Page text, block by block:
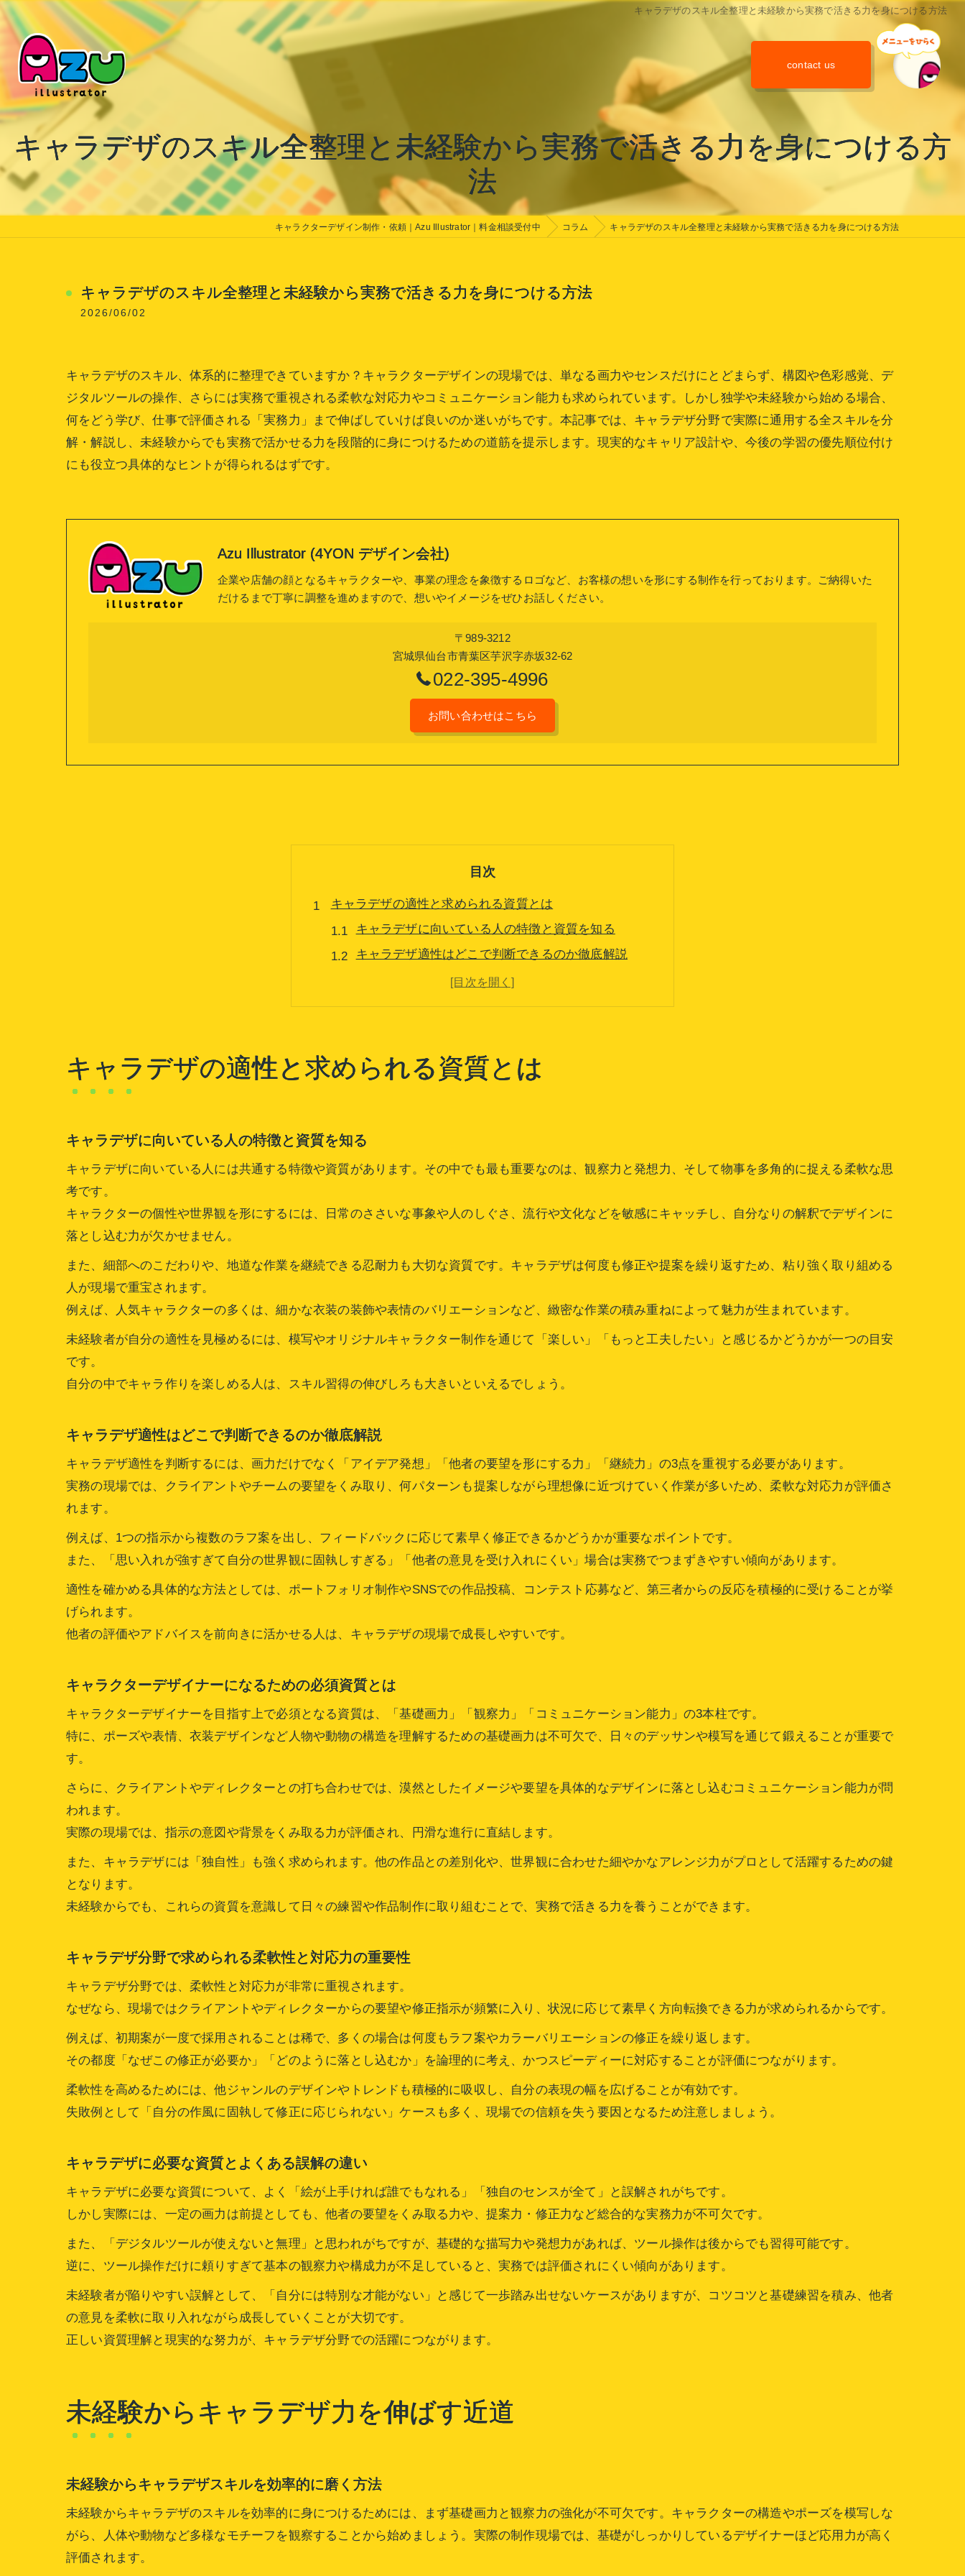
キャラデザのスキル全整理と未経験から実務で活きる力を身につける方法
contact us
キャラデザのスキル全整理と未経験から実務で活きる力を身につける方
法
キャラクターデザイン制作・依頼｜Azu Illustrator｜料金相談受付中 コラム キャラデザのスキル全整理と未経験から実務で活きる力を身につける方法
キャラデザのスキル全整理と未経験から実務で活きる力を身につける方法
2026/06/02
キャラデザのスキル、体系的に整理できていますか？キャラクターデザインの現場では、単なる画力やセンスだけにとどまらず、構図や色彩感覚、デ
ジタルツールの操作、さらには実務で重視される柔軟な対応力やコミュニケーション能力も求められています。しかし独学や未経験から始める場合、
何をどう学び、仕事で評価される「実務力」まで伸ばしていけば良いのか迷いがちです。本記事では、キャラデザ分野で実際に通用する全スキルを分
解・解説し、未経験からでも実務で活かせる力を段階的に身につけるための道筋を提示します。現実的なキャリア設計や、今後の学習の優先順位付け
にも役立つ具体的なヒントが得られるはずです。
Azu Illustrator (4YON デザイン会社)
企業や店舗の顔となるキャラクターや、事業の理念を象徴するロゴなど、お客様の想いを形にする制作を行っております。ご納得いた
だけるまで丁寧に調整を進めますので、想いやイメージをぜひお話しください。
〒989-3212
宮城県仙台市青葉区芋沢字赤坂32-62
022-395-4996
お問い合わせはこちら
目次
キャラデザの適性と求められる資質とは
キャラデザに向いている人の特徴と資質を知る
キャラデザ適性はどこで判断できるのか徹底解説
キャラクターデザイナーになるための必須資質とは
キャラデザ分野で求められる柔軟性と対応力の重要性
未経験からキャラデザ力を伸ばす近道
未経験からキャラデザスキルを効率的に磨く方法
必須スキルで変わるキャラデザ実務力
キャラデザに必要なスキルと実務力の違いを理解
キャラデザ力を高める具体的なスキルアップ法
キャラデザの現場で役立つ実践的スキルとは
キャラデザとイラストの違いはどこにあるのか
キャラデザ案件で求められる独自視点について
イラストの上手さとキャラデザ適性の本質的な違い
キャラデザ力が光るシーンとイラストの役割を比較
キャラデザ資格の有無と実際の評価ポイント
キャラデザに役立つ学習方法と選び方のコツ
キャラデザ資格とポートフォリオの重要性を比較
キャラデザスキルを伸ばす独学と学校の違い
キャラデザで必須となる基礎スキルを徹底整理
キャラデザ学習の優先順位と失敗しない選び方
キャラデザ力を高めるための総合スキル一覧
キャラデザ分野で生きるスキルと今後の展望
キャラデザの適性と求められる資質とは
キャラデザに向いている人の特徴と資質を知る
キャラデザに向いている人には共通する特徴や資質があります。その中でも最も重要なのは、観察力と発想力、そして物事を多角的に捉える柔軟な思
考です。
キャラクターの個性や世界観を形にするには、日常のささいな事象や人のしぐさ、流行や文化などを敏感にキャッチし、自分なりの解釈でデザインに
落とし込む力が欠かせません。
また、細部へのこだわりや、地道な作業を継続できる忍耐力も大切な資質です。キャラデザは何度も修正や提案を繰り返すため、粘り強く取り組める
人が現場で重宝されます。
例えば、人気キャラクターの多くは、細かな衣装の装飾や表情のバリエーションなど、緻密な作業の積み重ねによって魅力が生まれています。
未経験者が自分の適性を見極めるには、模写やオリジナルキャラクター制作を通じて「楽しい」「もっと工夫したい」と感じるかどうかが一つの目安
です。
自分の中でキャラ作りを楽しめる人は、スキル習得の伸びしろも大きいといえるでしょう。
キャラデザ適性はどこで判断できるのか徹底解説
キャラデザ適性を判断するには、画力だけでなく「アイデア発想」「他者の要望を形にする力」「継続力」の3点を重視する必要があります。
実務の現場では、クライアントやチームの要望をくみ取り、何パターンも提案しながら理想像に近づけていく作業が多いため、柔軟な対応力が評価さ
れます。
例えば、1つの指示から複数のラフ案を出し、フィードバックに応じて素早く修正できるかどうかが重要なポイントです。
また、「思い入れが強すぎて自分の世界観に固執しすぎる」「他者の意見を受け入れにくい」場合は実務でつまずきやすい傾向があります。
適性を確かめる具体的な方法としては、ポートフォリオ制作やSNSでの作品投稿、コンテスト応募など、第三者からの反応を積極的に受けることが挙
げられます。
他者の評価やアドバイスを前向きに活かせる人は、キャラデザの現場で成長しやすいです。
キャラクターデザイナーになるための必須資質とは
キャラクターデザイナーを目指す上で必須となる資質は、「基礎画力」「観察力」「コミュニケーション能力」の3本柱です。
特に、ポーズや表情、衣装デザインなど人物や動物の構造を理解するための基礎画力は不可欠で、日々のデッサンや模写を通じて鍛えることが重要で
す。
さらに、クライアントやディレクターとの打ち合わせでは、漠然としたイメージや要望を具体的なデザインに落とし込むコミュニケーション能力が問
われます。
実際の現場では、指示の意図や背景をくみ取る力が評価され、円滑な進行に直結します。
また、キャラデザには「独自性」も強く求められます。他の作品との差別化や、世界観に合わせた細やかなアレンジ力がプロとして活躍するための鍵
となります。
未経験からでも、これらの資質を意識して日々の練習や作品制作に取り組むことで、実務で活きる力を養うことができます。
キャラデザ分野で求められる柔軟性と対応力の重要性
キャラデザ分野では、柔軟性と対応力が非常に重視されます。
なぜなら、現場ではクライアントやディレクターからの要望や修正指示が頻繁に入り、状況に応じて素早く方向転換できる力が求められるからです。
例えば、初期案が一度で採用されることは稀で、多くの場合は何度もラフ案やカラーバリエーションの修正を繰り返します。
その都度「なぜこの修正が必要か」「どのように落とし込むか」を論理的に考え、かつスピーディーに対応することが評価につながります。
柔軟性を高めるためには、他ジャンルのデザインやトレンドも積極的に吸収し、自分の表現の幅を広げることが有効です。
失敗例として「自分の作風に固執して修正に応じられない」ケースも多く、現場での信頼を失う要因となるため注意しましょう。
キャラデザに必要な資質とよくある誤解の違い
キャラデザに必要な資質について、よく「絵が上手ければ誰でもなれる」「独自のセンスが全て」と誤解されがちです。
しかし実際には、一定の画力は前提としても、他者の要望をくみ取る力や、提案力・修正力など総合的な実務力が不可欠です。
また、「デジタルツールが使えないと無理」と思われがちですが、基礎的な描写力や発想力があれば、ツール操作は後からでも習得可能です。
逆に、ツール操作だけに頼りすぎて基本の観察力や構成力が不足していると、実務では評価されにくい傾向があります。
未経験者が陥りやすい誤解として、「自分には特別な才能がない」と感じて一歩踏み出せないケースがありますが、コツコツと基礎練習を積み、他者
の意見を柔軟に取り入れながら成長していくことが大切です。
正しい資質理解と現実的な努力が、キャラデザ分野での活躍につながります。
未経験からキャラデザ力を伸ばす近道
未経験からキャラデザスキルを効率的に磨く方法
未経験からキャラデザのスキルを効率的に身につけるためには、まず基礎画力と観察力の強化が不可欠です。キャラクターの構造やポーズを模写しな
がら、人体や動物など多様なモチーフを観察することから始めましょう。実際の制作現場では、基礎がしっかりしているデザイナーほど応用力が高く
評価されます。